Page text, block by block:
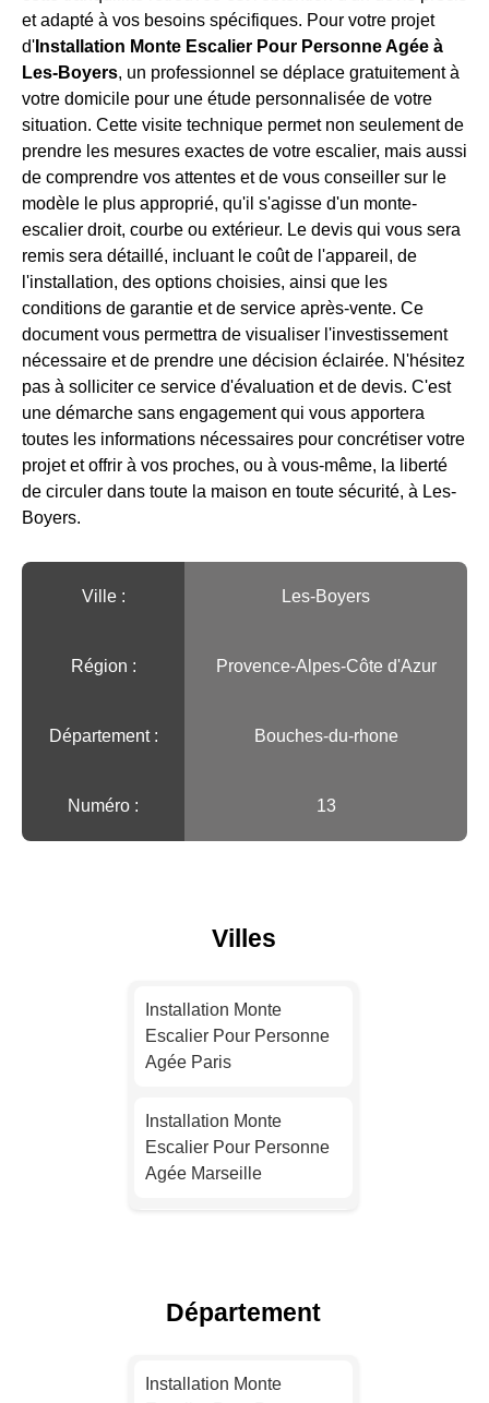
et adapté à vos besoins spécifiques. Pour votre projet
d' Installation Monte Escalier Pour Personne Agée à
Les-Boyers, un professionnel se déplace gratuitement à
votre domicile pour une étude personnalisée de votre
situation. Cette visite technique permet non seulement de
prendre les mesures exactes de votre escalier, mais aussi
de comprendre vos attentes et de vous conseiller sur le
modèle le plus approprié, qu'il s'agisse d'un monte-
escalier droit, courbe ou extérieur. Le devis qui vous sera
remis sera détaillé, incluant le coût de l'appareil, de
l'installation, des options choisies, ainsi que les
conditions de garantie et de service après-vente. Ce
document vous permettra de visualiser l'investissement
nécessaire et de prendre une décision éclairée. N'hésitez
pas à solliciter ce service d'évaluation et de devis. C'est
une démarche sans engagement qui vous apportera
toutes les informations nécessaires pour concrétiser votre
projet et offrir à vos proches, ou à vous-même, la liberté
de circuler dans toute la maison en toute sécurité, à Les-
Boyers.
Ville :️ Les-Boyers
Région :️ Provence-Alpes-Côte d'Azur
Département : Bouches-du-rhone
Numéro : 13
Villes
Installation Monte
Escalier Pour Personne
Agée Paris
Installation Monte
Escalier Pour Personne
Agée Marseille
Département
Installation Monte